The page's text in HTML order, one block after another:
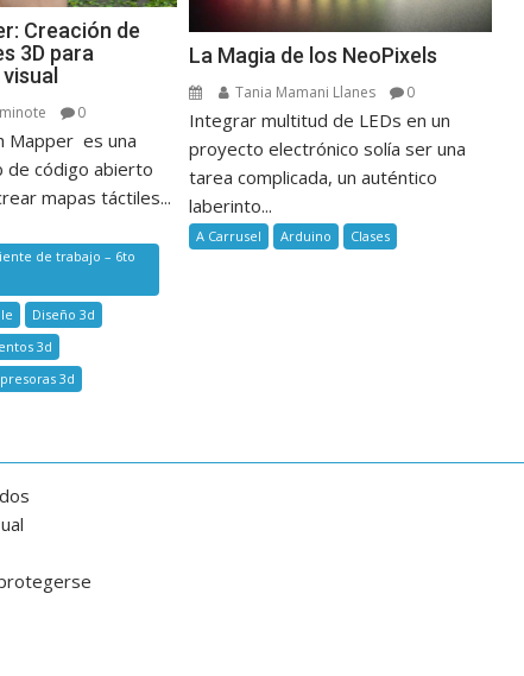
Creación de
3D para
0
Mapper es una
de código abierto
mapas táctiles...
de trabajo – 6to
Diseño 3d
3d
3d
La Magia de los NeoPixels
Tania Mamani Llanes 0
Integrar multitud de LEDs en un
proyecto electrónico solía ser una
tarea complicada, un auténtico
laberinto...
A Carrusel Arduino Clases